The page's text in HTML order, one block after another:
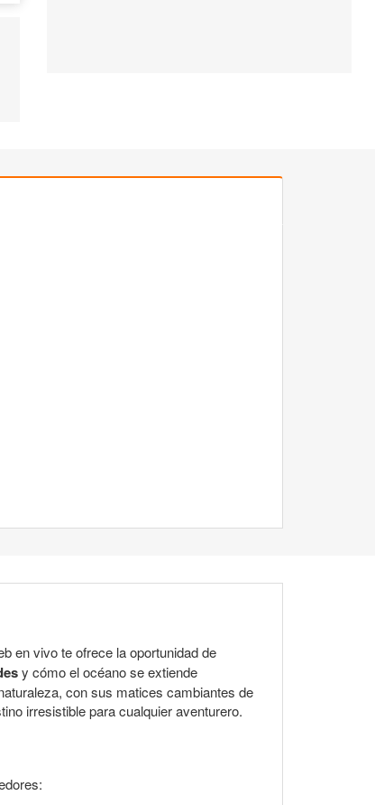
en vivo te ofrece la oportunidad de
y cómo el océano se extiende
con sus matices cambiantes de
irresistible para cualquier aventurero.